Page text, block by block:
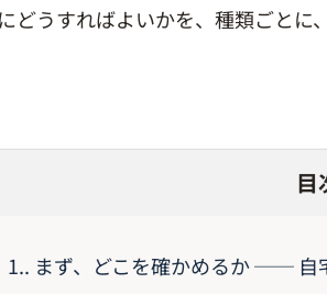
どうすればよいかを、種類ごとに
目
1. まず、どこを確かめるか ── 自